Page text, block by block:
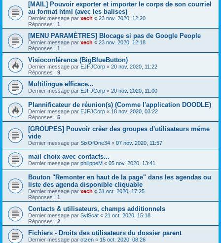
[MAIL] Pouvoir exporter et importer le corps de son courriel
au format html (avec les balises)
Dernier message par xech « 23 nov. 2020, 12:20
Réponses : 1
[MENU PARAMÈTRES] Blocage si pas de Google People
Dernier message par xech « 23 nov. 2020, 12:18
Réponses : 1
Visioconférence (BigBlueButton)
Dernier message par EJFJCorp « 20 nov. 2020, 11:22
Réponses : 9
Multilingue efficace...
Dernier message par EJFJCorp « 20 nov. 2020, 11:00
Plannificateur de réunion(s) (Comme l'application DOODLE)
Dernier message par EJFJCorp « 18 nov. 2020, 03:22
Réponses : 5
[GROUPES] Pouvoir créer des groupes d'utilisateurs même
vide
Dernier message par SixOfOne34 « 07 nov. 2020, 11:57
mail choix avec contacts...
Dernier message par philippeM « 05 nov. 2020, 13:41
Bouton "Remonter en haut de la page" dans les agendas ou
liste des agenda disponible cliquable
Dernier message par xech « 31 oct. 2020, 17:25
Réponses : 1
Contacts & utilisateurs, champs additionnels
Dernier message par SylScat « 21 oct. 2020, 15:18
Réponses : 2
Fichiers - Droits des utilisateurs du dossier parent
Dernier message par ctzen « 15 oct. 2020, 08:26